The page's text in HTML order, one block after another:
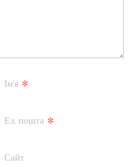
Ім'я *
Ел. пошта *
Сайт